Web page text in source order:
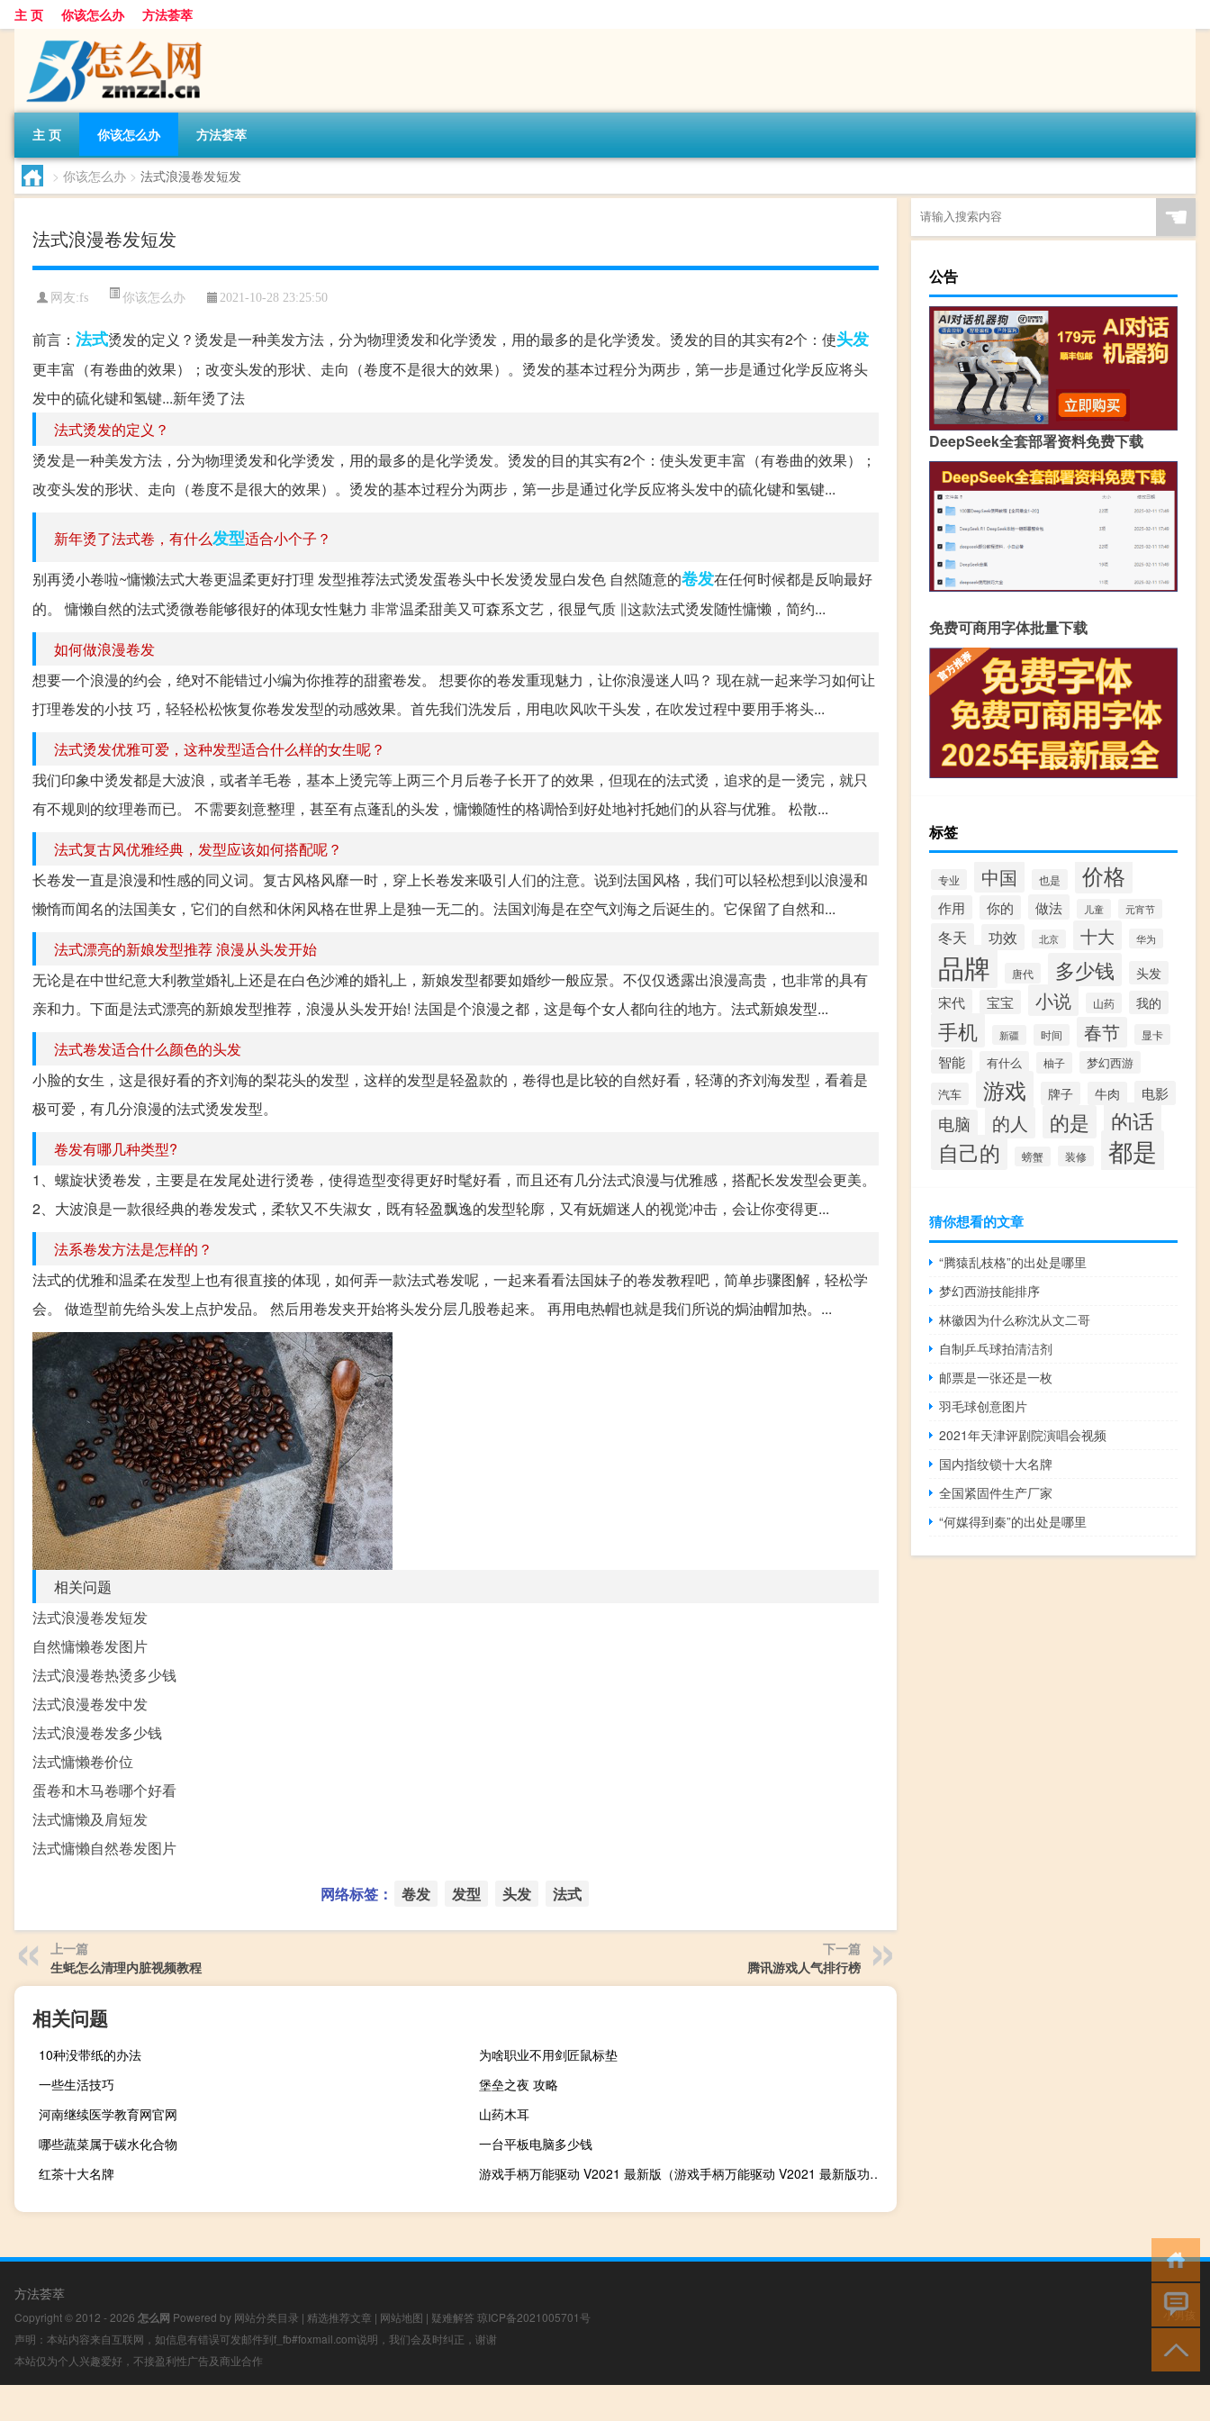
主 页 你该怎么办 方法荟萃
主 页 你该怎么办 方法荟萃
> 你该怎么办 > 法式浪漫卷发短发
法式浪漫卷发短发
网友:fs 你该怎么办 2021-10-28 23:25:50
前言： 法式烫发的定义？烫发是一种美发方法，分为物理烫发和化学烫发，用的最多的是化学烫发。烫发的目的其实有2个：使头发
更丰富（有卷曲的效果）；改变头发的形状、走向（卷度不是很大的效果）。烫发的基本过程分为两步，第一步是通过化学反应将头
发中的硫化键和氢键...新年烫了法
法式烫发的定义？
烫发是一种美发方法，分为物理烫发和化学烫发，用的最多的是化学烫发。烫发的目的其实有2个：使头发更丰富（有卷曲的效果）；
改变头发的形状、走向（卷度不是很大的效果）。烫发的基本过程分为两步，第一步是通过化学反应将头发中的硫化键和氢键...
新年烫了法式卷，有什么发型适合小个子？
别再烫小卷啦~慵懒法式大卷更温柔更好打理 发型推荐法式烫发蛋卷头中长发烫发显白发色 自然随意的卷发在任何时候都是反响最好
的。 慵懒自然的法式烫微卷能够很好的体现女性魅力 非常温柔甜美又可森系文艺，很显气质 ∥这款法式烫发随性慵懒，简约...
如何做浪漫卷发
想要一个浪漫的约会，绝对不能错过小编为你推荐的甜蜜卷发。 想要你的卷发重现魅力，让你浪漫迷人吗？ 现在就一起来学习如何让
打理卷发的小技 巧，轻轻松松恢复你卷发发型的动感效果。首先我们洗发后，用电吹风吹干头发，在吹发过程中要用手将头...
法式烫发优雅可爱，这种发型适合什么样的女生呢？
我们印象中烫发都是大波浪，或者羊毛卷，基本上烫完等上两三个月后卷子长开了的效果，但现在的法式烫，追求的是一烫完，就只
有不规则的纹理卷而已。 不需要刻意整理，甚至有点蓬乱的头发，慵懒随性的格调恰到好处地衬托她们的从容与优雅。 松散...
法式复古风优雅经典，发型应该如何搭配呢？
长卷发一直是浪漫和性感的同义词。复古风格风靡一时，穿上长卷发来吸引人们的注意。说到法国风格，我们可以轻松想到以浪漫和
懒惰而闻名的法国美女，它们的自然和休闲风格在世界上是独一无二的。法国刘海是在空气刘海之后诞生的。它保留了自然和...
法式漂亮的新娘发型推荐 浪漫从头发开始
无论是在中世纪意大利教堂婚礼上还是在白色沙滩的婚礼上，新娘发型都要如婚纱一般应景。不仅仅透露出浪漫高贵，也非常的具有
亲和力。下面是法式漂亮的新娘发型推荐，浪漫从头发开始! 法国是个浪漫之都，这是每个女人都向往的地方。法式新娘发型...
法式卷发适合什么颜色的头发
小脸的女生，这是很好看的齐刘海的梨花头的发型，这样的发型是轻盈款的，卷得也是比较的自然好看，轻薄的齐刘海发型，看着是
极可爱，有几分浪漫的法式烫发发型。
卷发有哪几种类型?
1、螺旋状烫卷发，主要是在发尾处进行烫卷，使得造型变得更好时髦好看，而且还有几分法式浪漫与优雅感，搭配长发发型会更美。
2、大波浪是一款很经典的卷发发式，柔软又不失淑女，既有轻盈飘逸的发型轮廓，又有妩媚迷人的视觉冲击，会让你变得更...
法系卷发方法是怎样的？
法式的优雅和温柔在发型上也有很直接的体现，如何弄一款法式卷发呢，一起来看看法国妹子的卷发教程吧，简单步骤图解，轻松学
会。 做造型前先给头发上点护发品。 然后用卷发夹开始将头发分层几股卷起来。 再用电热帽也就是我们所说的焗油帽加热。...
相关问题
法式浪漫卷发短发
自然慵懒卷发图片
法式浪漫卷热烫多少钱
法式浪漫卷发中发
法式浪漫卷发多少钱
法式慵懒卷价位
蛋卷和木马卷哪个好看
法式慵懒及肩短发
法式慵懒自然卷发图片
网络标签： 卷发 发型 头发 法式
上一篇
生蚝怎么清理内脏视频教程
下一篇
腾讯游戏人气排行榜
相关问题
10种没带纸的办法
为啥职业不用剑匠鼠标垫
一些生活技巧
堡垒之夜 攻略
河南继续医学教育网官网
山药木耳
哪些蔬菜属于碳水化合物
一台平板电脑多少钱
红茶十大名牌
游戏手柄万能驱动 V2021 最新版（游戏手柄万能驱动 V2021 最新版功能简介）
☚
公告
DeepSeek全套部署资料免费下载
免费可商用字体批量下载
标签
专业 中国 也是 价格
作用 你的 做法 儿童 元宵节
冬天 功效 北京 十大 华为
品牌 唐代 多少钱 头发
宋代 宝宝 小说 山药 我的
手机 新疆 时间 春节 显卡
智能 有什么 柚子
梦幻西游
汽车
游戏 牌子 牛肉 电影
电脑 的人 的是 的话
自己的 螃蟹 装修 都是
猜你想看的文章
“腾猿乱枝格”的出处是哪里
梦幻西游技能排序
林徽因为什么称沈从文二哥
自制乒乓球拍清洁剂
邮票是一张还是一枚
羽毛球创意图片
2021年天津评剧院演唱会视频
国内指纹锁十大名牌
全国紧固件生产厂家
“何媒得到秦”的出处是哪里
方法荟萃
Copyright © 2012 - 2026 怎么网 Powered by 网站分类目录 | 精选推荐文章 | 网站地图 | 疑难解答 琼ICP备2021005701号
声明：本站内容来自互联网，如信息有错误可发邮件到f_fb#foxmail.com说明，我们会及时纠正，谢谢
本站仅为个人兴趣爱好，不接盈利性广告及商业合作
小男孩